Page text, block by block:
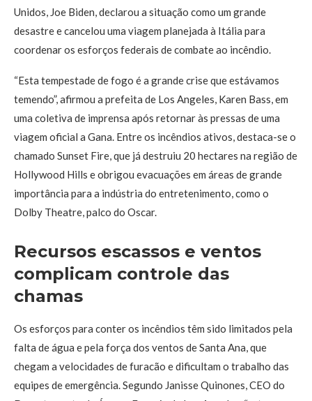
Unidos, Joe Biden, declarou a situação como um grande
desastre e cancelou uma viagem planejada à Itália para
coordenar os esforços federais de combate ao incêndio.
“Esta tempestade de fogo é a grande crise que estávamos
temendo”, afirmou a prefeita de Los Angeles, Karen Bass, em
uma coletiva de imprensa após retornar às pressas de uma
viagem oficial a Gana. Entre os incêndios ativos, destaca-se o
chamado Sunset Fire, que já destruiu 20 hectares na região de
Hollywood Hills e obrigou evacuações em áreas de grande
importância para a indústria do entretenimento, como o
Dolby Theatre, palco do Oscar.
Recursos escassos e ventos
complicam controle das
chamas
Os esforços para conter os incêndios têm sido limitados pela
falta de água e pela força dos ventos de Santa Ana, que
chegam a velocidades de furacão e dificultam o trabalho das
equipes de emergência. Segundo Janisse Quinones, CEO do